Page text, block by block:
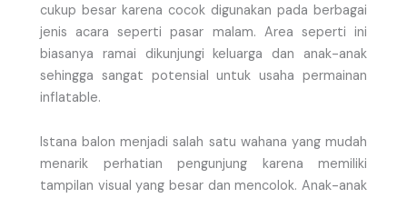
cukup besar karena cocok digunakan pada berbagai
jenis acara seperti pasar malam. Area seperti ini
biasanya ramai dikunjungi keluarga dan anak-anak
sehingga sangat potensial untuk usaha permainan
inflatable.
Istana balon menjadi salah satu wahana yang mudah
menarik perhatian pengunjung karena memiliki
tampilan visual yang besar dan mencolok. Anak-anak